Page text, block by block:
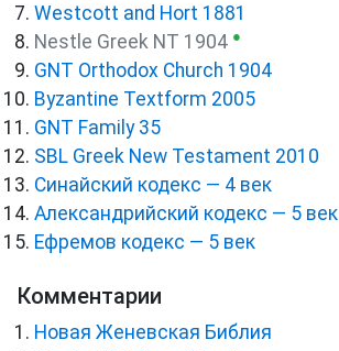
Westcott and Hort 1881
Nestle Greek NT 1904 ●
GNT Orthodox Church 1904
Byzantine Textform 2005
GNT Family 35
SBL Greek New Testament 2010
Синайский кодекс — 4 век
Александрийский кодекс — 5 век
Ефремов кодекс — 5 век
Комментарии
Новая Женевская Библия